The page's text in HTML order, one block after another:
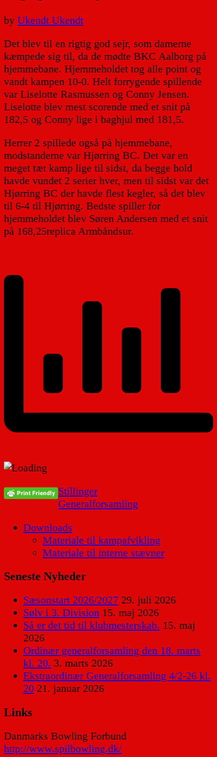
by Ukendt Ukendt
Det blev til en rigtig god sejr, som damerne
kæmpede sig til, da de mødte BKC Aalborg på
hjemmebane. Hjemmeholdet tog alle point og
vandt kampen 10-0. Helt forrygende spillende
var Liselotte Rasmussen og Conny Jensen.
Liselotte blev mest scorende med et snit på
182,5 og Conny lige i baghjul med 181,5.
Herrer 2 spillede også på hjemmebane,
modstanderne var Hjørring BC. Det var en
meget tæt kamp lige til sidst, da begge hold
havde vundet 2 serier hver, men til sidst var det
Hjørring BC der havde flest kegler, så det blev
til 6-4 til Hjørring. Bedste spiller for
hjemmeholdet blev Søren Andersen med et snit
på 168,25replica Armbåndsur.
Indlægsnavigation
Stillinger
Generalforsamling
Downloads
Materiale til kampafvikling
Materiale til interne stævner
Seneste Nyheder
Sæsonstart 2026/2027 29. juli 2026
Sølv i 3. Division 15. maj 2026
Så er det tid til klubmesterskab. 15. maj
2026
Ordinær generalforsamling den 18. marts
kl. 20. 3. marts 2026
Ekstraordinær Generalforsamling 4/2-26 kl.
20 21. januar 2026
Links
Danmarks Bowling Forbund
http://www.spilbowling.dk/